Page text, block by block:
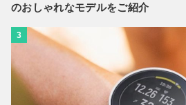
のおしゃれなモデルをご紹介
3